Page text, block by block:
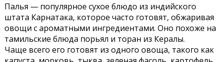
Палья — популярное сухое блюдо из индийского
штата Карнатака, которое часто готовят, обжаривая
овощи с ароматными ингредиентами. Оно похоже на
тамильские блюда порьял и торан из Кералы.
Чаще всего его готовят из одного овоща, такого как